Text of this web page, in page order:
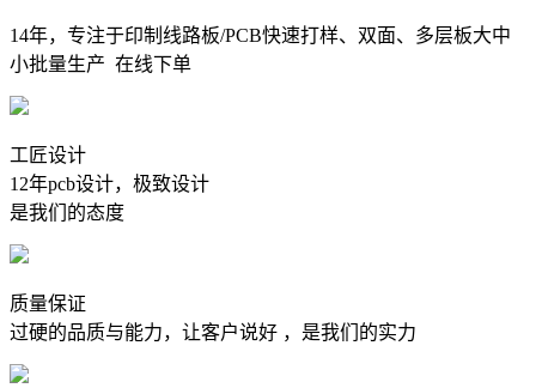
14年，专注于印制线路板/PCB快速打样、双面、多层板大中
小批量生产 在线下单
工匠设计
12年pcb设计，极致设计
是我们的态度
质量保证
过硬的品质与能力，让客户说好 ，是我们的实力